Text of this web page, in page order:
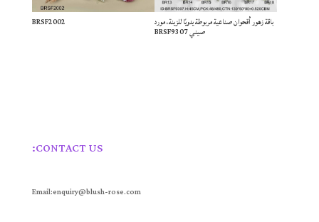
باقة زهور أقحوان صناعية مربوطة يدويًا للزينة، مورد
صيني BRSF9307
BRSF2002
CONTACT US:
Email:enquiry@blush-rose.com